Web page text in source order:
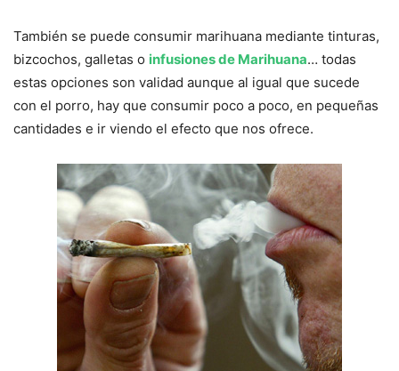
También se puede consumir marihuana mediante tinturas,
bizcochos, galletas o infusiones de Marihuana… todas
estas opciones son validad aunque al igual que sucede
con el porro, hay que consumir poco a poco, en pequeñas
cantidades e ir viendo el efecto que nos ofrece.